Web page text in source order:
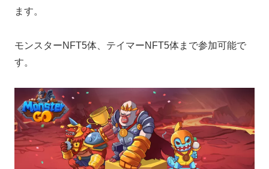
ます。
モンスターNFT5体、テイマーNFT5体まで参加可能で
す。